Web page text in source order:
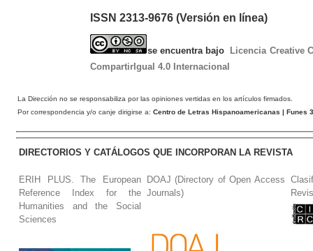
ISSN 2313-9676 (Versión en línea)
se encuentra bajo Licencia Creative
CompartirIgual 4.0 Internacional
La Dirección no se responsabiliza por las opiniones vertidas en los artículos firmados.
Por correspondencia y/o canje dirigirse a: Centro de Letras Hispanoamericanas | Funes
DIRECTORIOS Y CATÁLOGOS QUE INCORPORAN LA REVISTA
ERIH PLUS. The European
Reference Index for the
Humanities and the Social
Sciences
DOAJ (Directory of Open Access
Journals)